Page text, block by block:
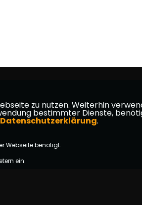
zu nutzen. Weiterhin
bestimmter Dienste,
Datenschutzerklärung.
Webseite benötigt.
ein.